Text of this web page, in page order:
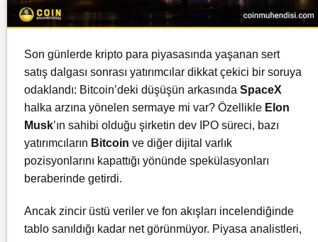
Son günlerde kripto para piyasasında yaşanan sert
satış dalgası sonrası yatırımcılar dikkat çekici bir soruya
odaklandı: Bitcoin’deki düşüşün arkasında SpaceX
halka arzına yönelen sermaye mi var? Özellikle Elon
Musk’ın sahibi olduğu şirketin dev IPO süreci, bazı
yatırımcıların Bitcoin ve diğer dijital varlık
pozisyonlarını kapattığı yönünde spekülasyonları
beraberinde getirdi.
Ancak zincir üstü veriler ve fon akışları incelendiğinde
tablo sanıldığı kadar net görünmüyor. Piyasa analistleri,